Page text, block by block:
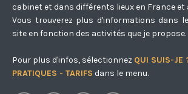
cabinet et dans différents lieux en France et
Vous trouverez plus d'informations dans
site en fonction des activités que je propose.
Pour plus d'infos, sélectionnez QUI SUIS-JE
PRATIQUES - TARIFS dans le menu.